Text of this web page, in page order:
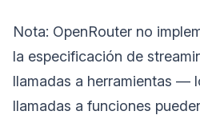
Nota: OpenRouter no
la especificación de
llamadas a herramientas —
llamadas a funciones